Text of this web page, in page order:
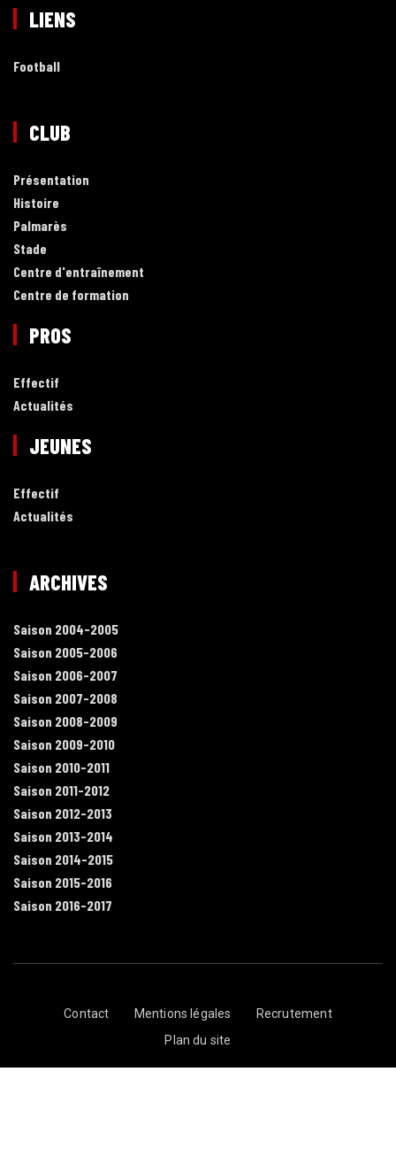
LIENS
Football
CLUB
Présentation
Histoire
Palmarès
Stade
Centre d'entraînement
Centre de formation
PROS
Effectif
Actualités
JEUNES
Effectif
Actualités
ARCHIVES
Saison 2004-2005
Saison 2005-2006
Saison 2006-2007
Saison 2007-2008
Saison 2008-2009
Saison 2009-2010
Saison 2010-2011
Saison 2011-2012
Saison 2012-2013
Saison 2013-2014
Saison 2014-2015
Saison 2015-2016
Saison 2016-2017
Contact Mentions légales
Recrutement
Plan du site